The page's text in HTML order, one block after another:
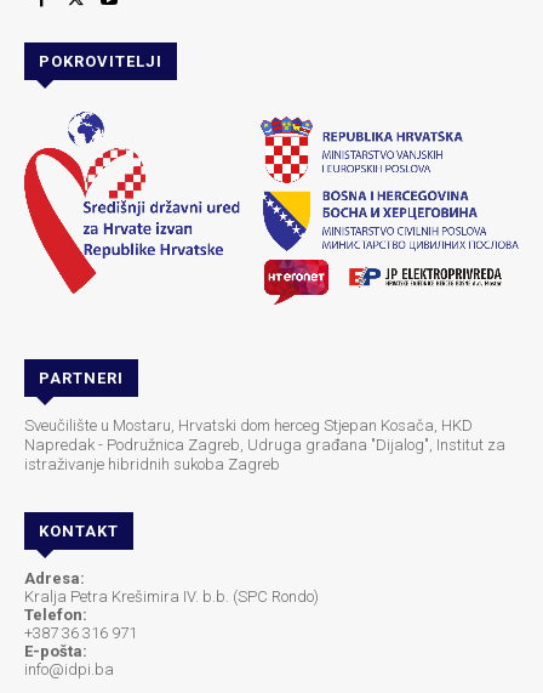
POKROVITELJI
PARTNERI
Sveučilište u Mostaru, Hrvatski dom herceg Stjepan Kosača, HKD
Napredak - Podružnica Zagreb, Udruga građana "Dijalog", Institut za
istraživanje hibridnih sukoba Zagreb
KONTAKT
Adresa:
Kralja Petra Krešimira IV. b.b. (SPC Rondo)
Telefon:
+387 36 316 971
E-pošta:
info@idpi.ba